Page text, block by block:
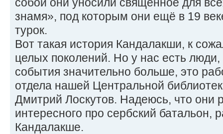
знамя», под которым они ещё в 19
турок.
Вот такая история Кандалакши, к
целых поколений. Но у нас есть
события значительно больше, это
отдела нашей Центральной
Дмитрий Лоскутов. Надеюсь, что они
интересного про сербский батальон,
Кандалакше.